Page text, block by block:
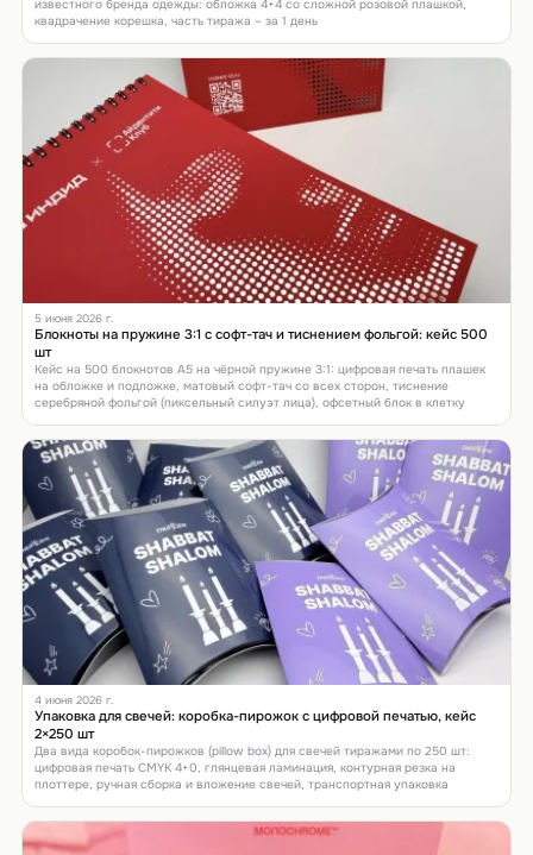
известного бренда одежды: обложка 4+4 со сложной розовой плашкой,
квадрачение корешка, часть тиража – за 1 день
5 июня 2026 г.
Блокноты на пружине 3:1 с софт-тач и тиснением фольгой: кейс 500
шт
Кейс на 500 блокнотов А5 на чёрной пружине 3:1: цифровая печать плашек
на обложке и подложке, матовый софт-тач со всех сторон, тиснение
серебряной фольгой (пиксельный силуэт лица), офсетный блок в клетку
4 июня 2026 г.
Упаковка для свечей: коробка-пирожок с цифровой печатью, кейс
2×250 шт
Два вида коробок-пирожков (pillow box) для свечей тиражами по 250 шт:
цифровая печать CMYK 4+0, глянцевая ламинация, контурная резка на
плоттере, ручная сборка и вложение свечей, транспортная упаковка